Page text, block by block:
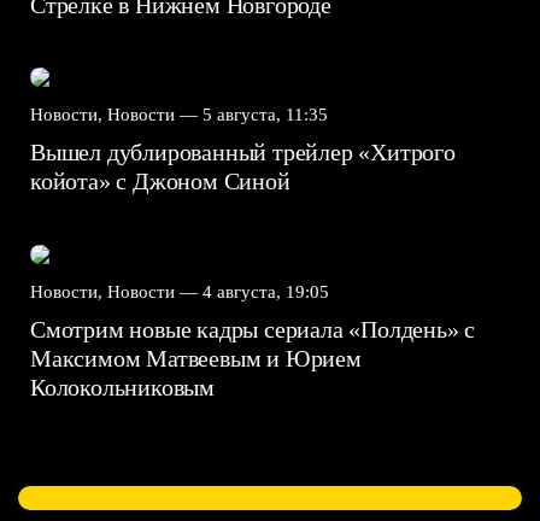
Новости, Новости — 5 августа, 11:35
Вышел дублированный трейлер «Хитрого
койота» с Джоном Синой
Новости, Новости — 4 августа, 19:05
Смотрим новые кадры сериала «Полдень» с
Максимом Матвеевым и Юрием
Колокольниковым